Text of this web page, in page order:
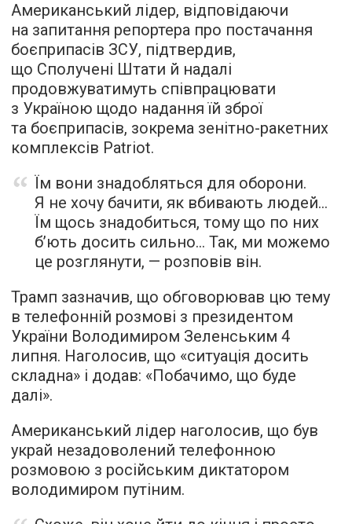
Американський лідер, відповідаючи
на запитання репортера про постачання
боєприпасів ЗСУ, підтвердив,
що Сполучені Штати й надалі
продовжуватимуть співпрацювати
з Україною щодо надання їй зброї
та боєприпасів, зокрема зенітно-ракетних
комплексів Patriot.
Їм вони знадобляться для оборони.
Я не хочу бачити, як вбивають людей…
Їм щось знадобиться, тому що по них
б’ють досить сильно… Так, ми можемо
це розглянути, — розповів він.
Трамп зазначив, що обговорював цю тему
в телефонній розмові з президентом
України Володимиром Зеленським 4
липня. Наголосив, що «ситуація досить
складна» і додав: «Побачимо, що буде
далі».
Американський лідер наголосив, що був
украй незадоволений телефонною
розмовою з російським диктатором
володимиром путіним.